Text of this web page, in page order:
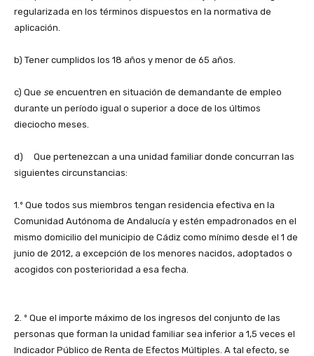
regularizada en los términos dispuestos en la normativa de
aplicación.
b) Tener cumplidos los 18 años y menor de 65 años.
c) Que se encuentren en situación de demandante de empleo
durante un período igual o superior a doce de los últimos
dieciocho meses.
d)
Que pertenezcan a una unidad familiar donde concurran las
siguientes circunstancias:
1.º Que todos sus miembros tengan residencia efectiva en la
Comunidad Autónoma de Andalucía y estén empadronados en el
mismo domicilio del municipio de Cádiz como mínimo desde el 1 de
junio de 2012, a excepción de los menores nacidos, adoptados o
acogidos con posterioridad a esa fecha.
2. º Que el importe máximo de los ingresos del conjunto de las
personas que forman la unidad familiar sea inferior a 1,5 veces el
Indicador Público de Renta de Efectos Múltiples. A tal efecto, se